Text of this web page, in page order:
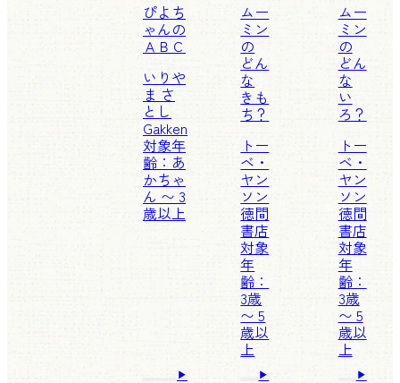
ぴよち
ゃんの
ＡＢＣ
いりや
ま さ
とし
Gakken
対象年
齢：あ
かちゃ
ん 〜 3
歳以上
ムー
ミン
の
どん
な
きも
ち？
トー
ベ・
ヤン
ソン
徳間
書店
対象
年
齢：
3歳
〜 5
歳以
上
ムー
ミン
の
どん
な
い
ろ？
トー
ベ・
ヤン
ソン
徳間
書店
対象
年
齢：
3歳
〜 5
歳以
上